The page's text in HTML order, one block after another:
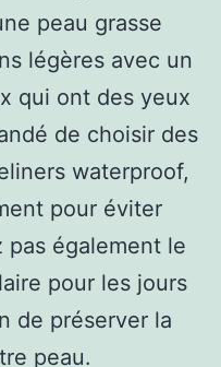
peau grasse
légères avec un
qui ont des yeux
de choisir des
waterproof,
pour éviter
pas également le
pour les jours
de préserver la
peau.